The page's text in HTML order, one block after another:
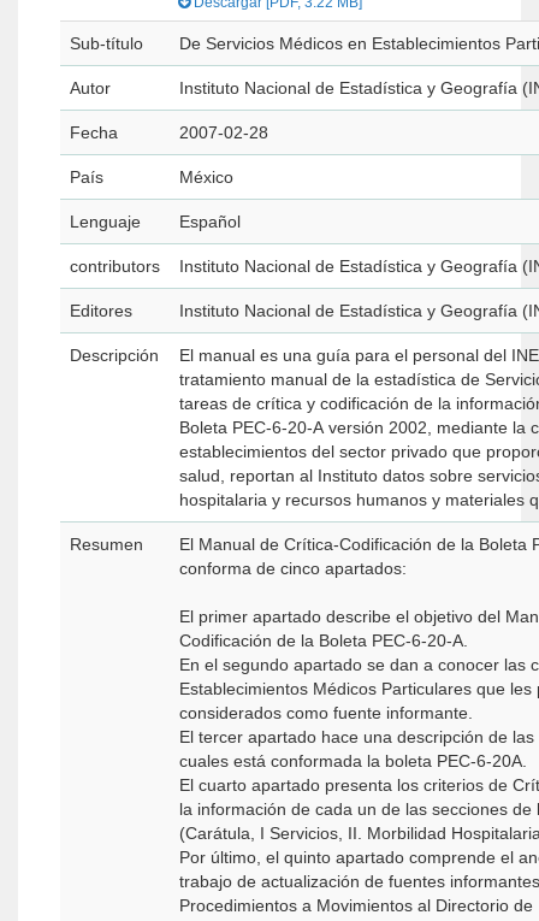
Sub-título De Servicios Médicos en Establecimientos
Autor Instituto Nacional de Estadística y Geografía
Fecha 2007-02-28
País México
Lenguaje Español
contributors Instituto Nacional de Estadística y Geografía
Editores Instituto Nacional de Estadística y Geografía
Descripción
El manual es una guía para el personal del
tratamiento manual de la estadística de
tareas de crítica y codificación de la
Boleta PEC-6-20-A versión 2002, mediante la
establecimientos del sector privado que
salud, reportan al Instituto datos sobre
hospitalaria y recursos humanos y materiales
Resumen
El Manual de Crítica-Codificación de la Boleta
conforma de cinco apartados:
El primer apartado describe el objetivo del
Codificación de la Boleta PEC-6-20-A.
En el segundo apartado se dan a conocer las
Establecimientos Médicos Particulares que les
considerados como fuente informante.
El tercer apartado hace una descripción de
cuales está conformada la boleta PEC-6-20A.
El cuarto apartado presenta los criterios de
la información de cada un de las secciones de
(Carátula, I Servicios, II. Morbilidad
Por último, el quinto apartado comprende el
trabajo de actualización de fuentes
Procedimientos a Movimientos al Directorio